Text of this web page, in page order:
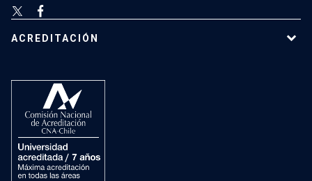
ACREDITACIÓN